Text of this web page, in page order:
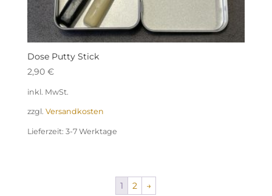
Dose Putty Stick
2,90 €
inkl. MwSt.
zzgl. Versandkosten
Lieferzeit: 3-7 Werktage
1 2 →